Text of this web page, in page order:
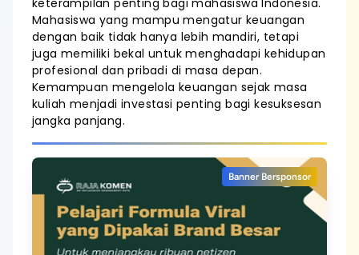
keterampilan penting bagi mahasiswa Indonesia.
Mahasiswa yang mampu mengatur keuangan
dengan baik tidak hanya lebih mandiri, tetapi
juga memiliki bekal untuk menghadapi kehidupan
profesional dan pribadi di masa depan.
Kemampuan mengelola keuangan sejak masa
kuliah menjadi investasi penting bagi kesuksesan
jangka panjang.
Banner Bersponsor